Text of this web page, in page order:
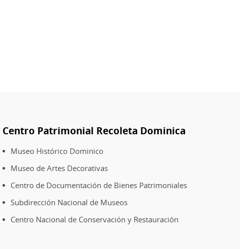
Centro Patrimonial Recoleta Dominica
Museo Histórico Dominico
Museo de Artes Decorativas
Centro de Documentación de Bienes Patrimoniales
Subdirección Nacional de Museos
Centro Nacional de Conservación y Restauración